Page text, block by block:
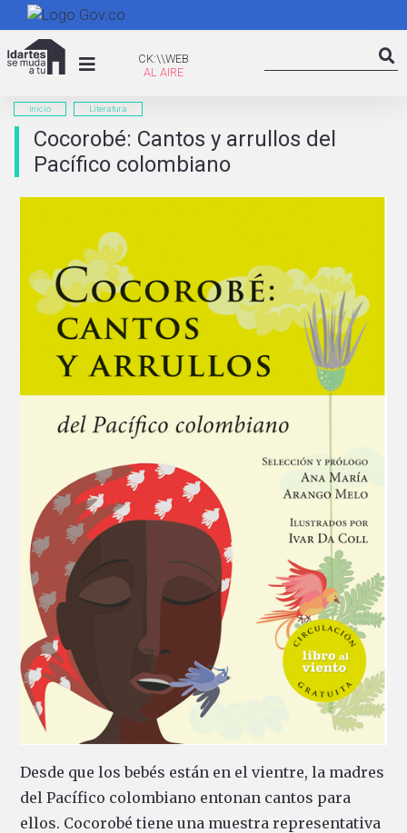
al
CK:\WEB
CK:\\WEB
inicio Literatura
Cocorobé: Cantos y arrullos del
Pacífico colombiano
Desde que los bebés están en el vientre, la madres
del Pacífico colombiano entonan cantos para
ellos. Cocorobé tiene una muestra representativa